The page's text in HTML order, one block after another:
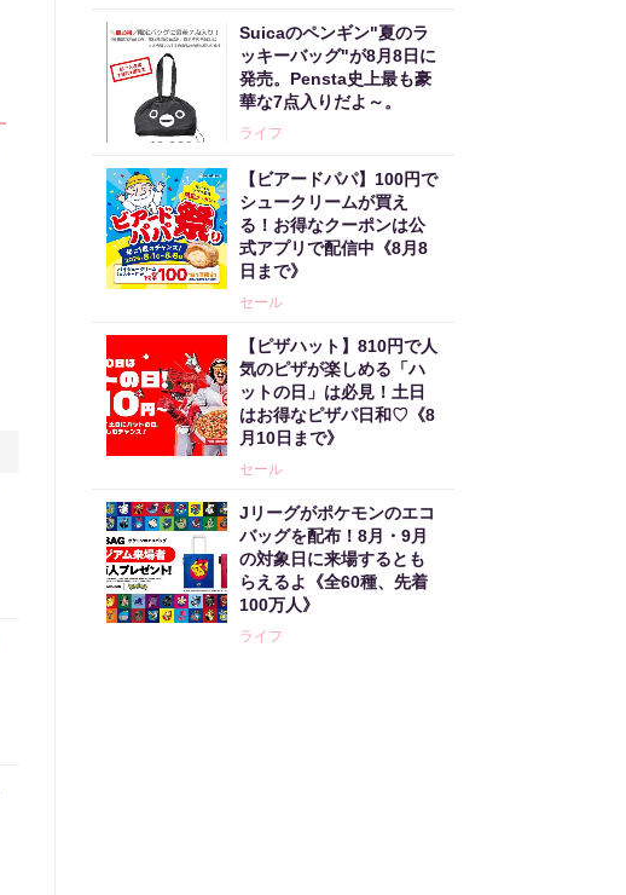
Suicaのペンギン"夏のラ
ッキーバッグ"が8月8日に
発売。Pensta史上最も豪
華な7点入りだよ～。
ライフ
【ビアードパパ】100円で
シュークリームが買え
る！お得なクーポンは公
式アプリで配信中《8月8
日まで》
セール
【ピザハット】810円で人
気のピザが楽しめる「ハ
ットの日」は必見！土日
はお得なピザパ日和♡《8
月10日まで》
セール
Jリーグがポケモンのエコ
バッグを配布！8月・9月
の対象日に来場するとも
らえるよ《全60種、先着
100万人》
ライフ